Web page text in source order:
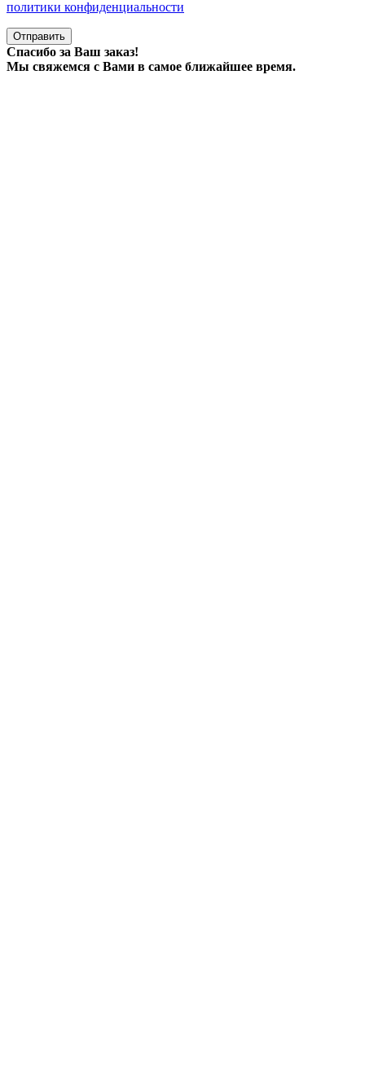
политики конфиденциальности
Отправить
Спасибо за Ваш заказ!
Мы свяжемся с Вами в самое ближайшее время.